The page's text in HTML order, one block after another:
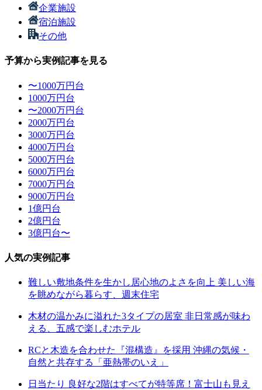
企業施設
宿泊施設
その他
予算から実例記事を見る
〜1000万円台
1000万円台
〜2000万円台
2000万円台
3000万円台
4000万円台
5000万円台
6000万円台
7000万円台
9000万円台
1億円台
2億円台
3億円台〜
人気の実例記事
難しい敷地条件を生かし居心地のよさを向上 美しい海
を眺めながら暮らす、週末住宅
木材の温かみに溢れた3タイプの居室 非日常感が味わ
える、五感で楽しむホテル
RCと木造を合わせた『混構造』を採用 沖縄の気候・
自然と共存する「亜熱帯のいえ」
日当たり 良好な2階はすべてが特等席！富士山も見え